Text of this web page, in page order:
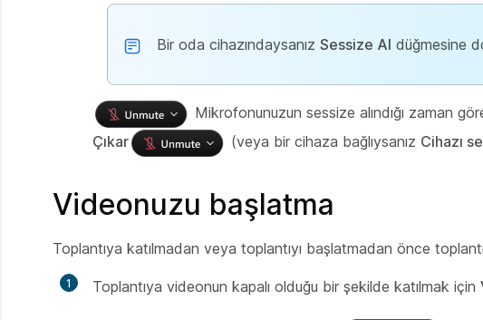
Bir oda cihazındaysanız Sessize Al düğmesine
Mikrofonunuzun sessize alındığı zaman
Çıkar
(veya bir cihaza bağlıysanız Cihazı
Videonuzu başlatma
Toplantıya katılmadan veya toplantıyı başlatmadan önce
Toplantıya videonun kapalı olduğu bir şekilde katılmak için